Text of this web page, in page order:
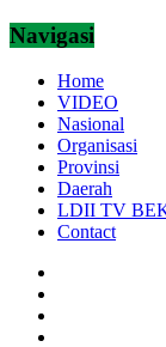
Navigasi
Home
VIDEO
Nasional
Organisasi
Provinsi
Daerah
LDII TV
Contact